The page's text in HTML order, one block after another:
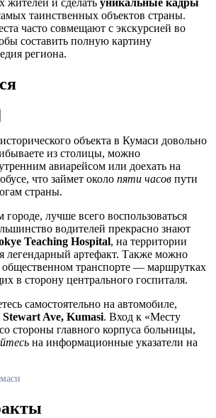
таинственных объектов страны.
часто совмещают с экскурсией во
составить полную картину
региона.
объекта в Кумаси довольно
из столицы, можно
авиарейсом или доехать на
что займет около пяти часов пути
страны.
лучше всего воспользоваться
водителей прекрасно знают
Teaching Hospital, на территории
легендарный артефакт. Также можно
общественном транспорте — маршрутках
в сторону центрального госпиталя.
самостоятельно на автомобиле,
Stewart Ave, Kumasi. Вход к «Месту
стороны главного корпуса больницы,
на информационные указатели на